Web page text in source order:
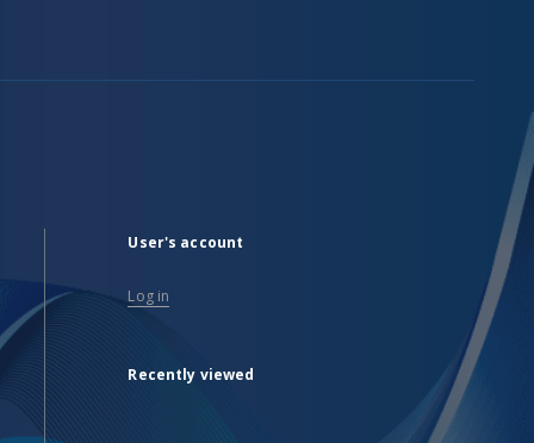
User's account
Log in
Recently viewed